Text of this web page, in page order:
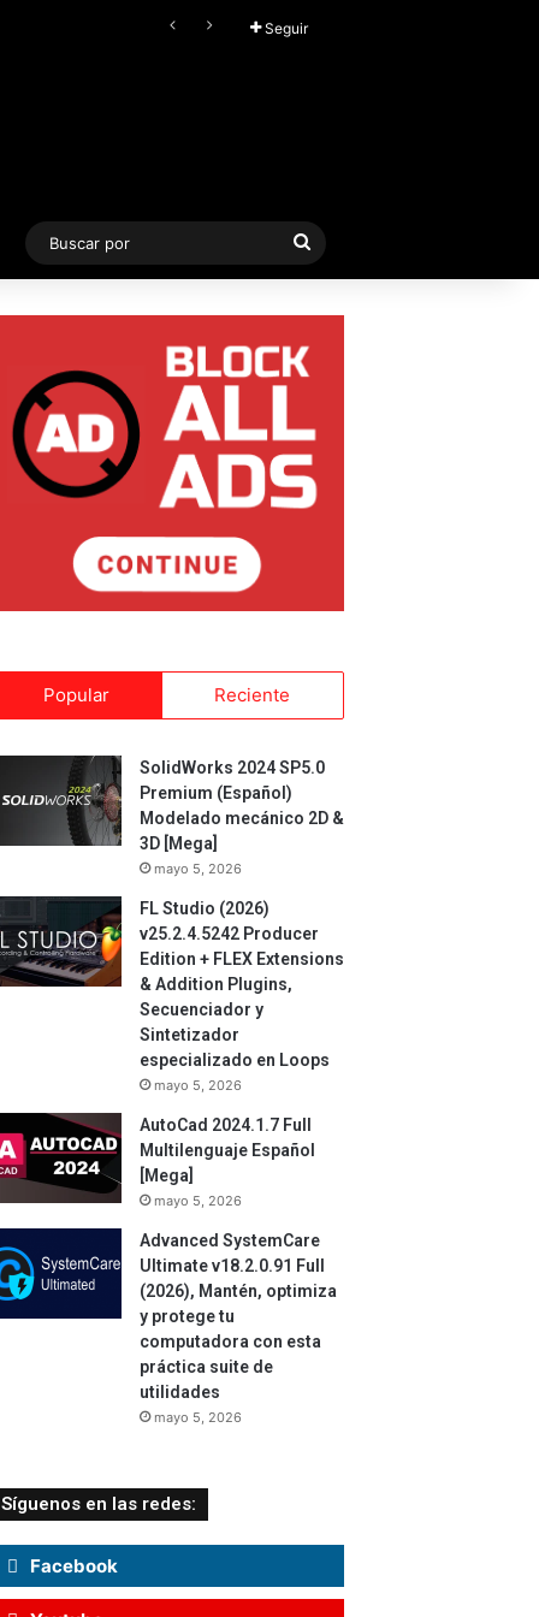
Seguir
Buscar
por
Popular Reciente
SolidWorks 2024 SP5.0
Premium (Español)
Modelado mecánico 2D &
3D [Mega]
mayo 5, 2026
FL Studio (2026)
v25.2.4.5242 Producer
Edition + FLEX Extensions
& Addition Plugins,
Secuenciador y
Sintetizador
especializado en Loops
mayo 5, 2026
AutoCad 2024.1.7 Full
Multilenguaje Español
[Mega]
mayo 5, 2026
Advanced SystemCare
Ultimate v18.2.0.91 Full
(2026), Mantén, optimiza
y protege tu
computadora con esta
práctica suite de
utilidades
mayo 5, 2026
Síguenos en las redes:
Facebook